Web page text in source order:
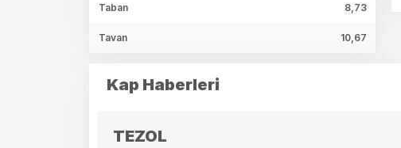
Taban 8,73
Tavan 10,67
Kap Haberleri
TEZOL